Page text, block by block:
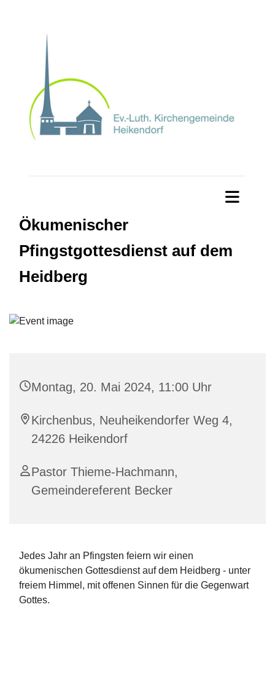
Ökumenischer
Pfingstgottesdienst auf dem
Heidberg
Montag, 20. Mai 2024, 11:00 Uhr
Kirchenbus, Neuheikendorfer Weg 4,
24226 Heikendorf
Pastor Thieme-Hachmann,
Gemeindereferent Becker
Jedes Jahr an Pfingsten feiern wir einen
ökumenischen Gottesdienst auf dem Heidberg - unter
freiem Himmel, mit offenen Sinnen für die Gegenwart
Gottes.